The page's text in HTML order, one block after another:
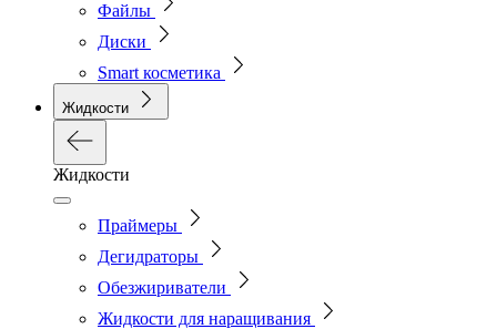
Файлы
Диски
Smart косметика
Жидкости
Жидкости
Праймеры
Дегидраторы
Обезжириватели
Жидкости для наращивания